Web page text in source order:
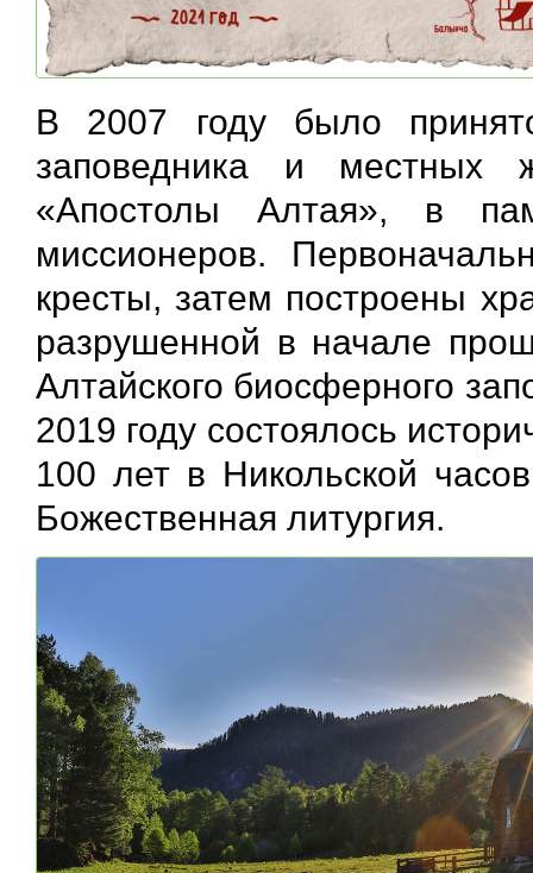
В 2007 году было
заповедника и местных
«Апостолы Алтая», в
миссионеров.
кресты, затем построены
разрушенной в начале
Алтайского биосферного
2019 году состоялось
100 лет в Никольской
Божественная литургия.